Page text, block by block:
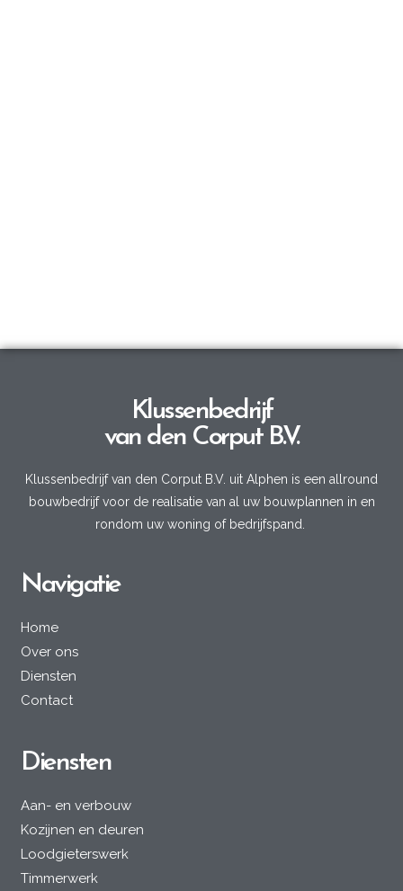
Klussenbedrijf
van den Corput B.V.
Klussenbedrijf van den Corput B.V. uit Alphen is een allround
bouwbedrijf voor de realisatie van al uw bouwplannen in en
rondom uw woning of bedrijfspand.
Navigatie
Home
Over ons
Diensten
Contact
Diensten
Aan- en verbouw
Kozijnen en deuren
Loodgieterswerk
Timmerwerk